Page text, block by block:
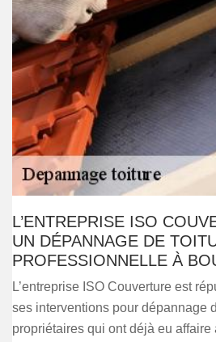
L’ENTREPRISE ISO
UN DÉPANNAGE DE
PROFESSIONNELLE À
L’entreprise ISO Couverture est
ses interventions pour dépannage
propriétaires qui ont déjà eu affaire